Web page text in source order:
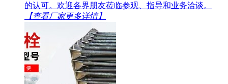
的认可。欢迎各界朋友莅临参观、指导和业务洽谈。
【查看厂家更多详情】